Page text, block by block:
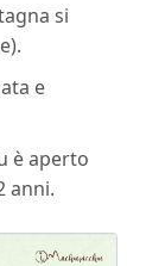
si
e
è aperto
anni.